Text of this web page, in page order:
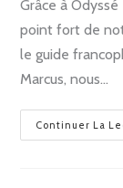
Grâce à
point fort de
le guide
Marcus, nous…
Continuer La